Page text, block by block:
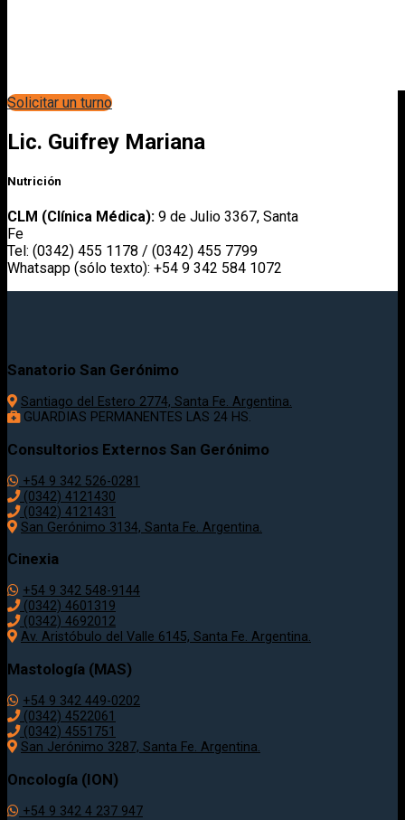
Solicitar un turno
Lic. Guifrey Mariana
Nutrición
CLM (Clínica Médica): 9 de Julio 3367, Santa
Fe
Tel: (0342) 455 1178 / (0342) 455 7799
Whatsapp (sólo texto): +54 9 342 584 1072
Sanatorio San Gerónimo
Santiago del Estero 2774, Santa Fe. Argentina.
GUARDIAS PERMANENTES LAS 24 HS.
Consultorios Externos San Gerónimo
+54 9 342 526-0281
(0342) 4121430
(0342) 4121431
San Gerónimo 3134, Santa Fe. Argentina.
Cinexia
+54 9 342 548-9144
(0342) 4601319
(0342) 4692012
Av. Aristóbulo del Valle 6145, Santa Fe. Argentina.
Mastología (MAS)
+54 9 342 449-0202
(0342) 4522061
(0342) 4551751
San Jerónimo 3287, Santa Fe. Argentina.
Oncología (ION)
+54 9 342 4 237 947